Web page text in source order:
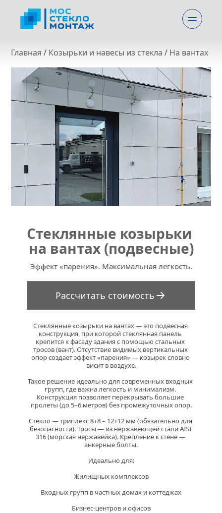
Главная / Козырьки и навесы из стекла / На вантах
Стеклянные козырьки
на вантах (подвесные)
Эффект «парения». Максимальная легкость.
Рассчитать стоимость
Стеклянные козырьки на вантах — это подвесная
конструкция, при которой стеклянная панель
крепится к фасаду здания с помощью стальных
тросов (вант). Отсутствие видимых вертикальных
опор создает эффект «парения» — козырек словно
висит в воздухе.
Такое решение идеально для современных входных
групп, где важна легкость и минимализм.
Конструкция позволяет перекрывать большие
пролеты (до 5–6 метров) без промежуточных опор.
Стекло — триплекс 8+8 – 12+12 мм (обязательно для
безопасности). Тросы — из нержавеющей стали AISI
316 (морская нержавейка). Крепление к стене —
анкерные болты.
Идеально для:
Жилищных комплексов
Входных групп в частных домах и коттеджах
Бизнес-центров и офисов